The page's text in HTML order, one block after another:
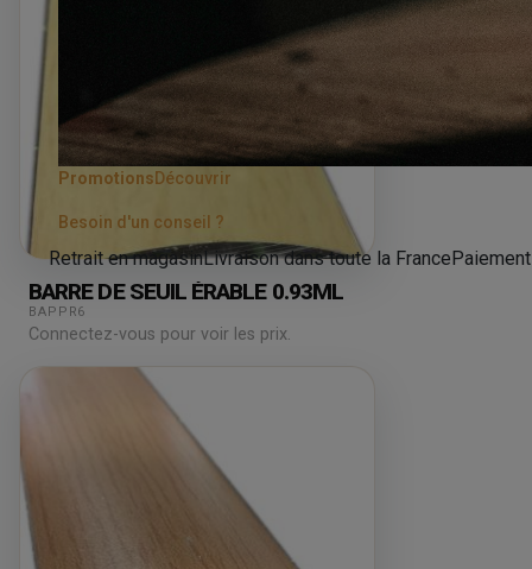
Promotions Découvrir
Besoin d'un conseil ?
Retrait en magasinLivraison dans toute la France
BARRE DE SEUIL ÉRABLE 0.93ML
BAPPR6
Connectez-vous pour voir les prix.